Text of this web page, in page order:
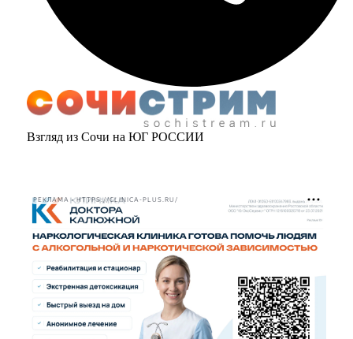
Взгляд из Сочи на ЮГ РОССИИ
РЕКЛАМА • HTTPS://CLINICA-PLUS.RU/